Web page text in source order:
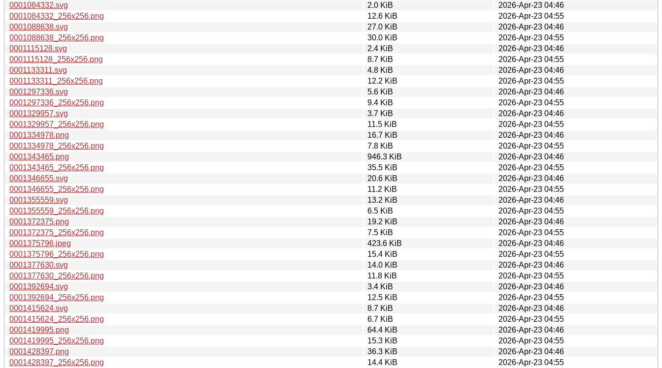
0001084332.svg
2.0 KiB
2026-Apr-23 04:46
0001084332_256x256.png
12.6 KiB
2026-Apr-23 04:55
0001088638.svg
27.0 KiB
2026-Apr-23 04:46
0001088638_256x256.png
30.0 KiB
2026-Apr-23 04:55
0001115128.svg
2.4 KiB
2026-Apr-23 04:46
0001115128_256x256.png
8.7 KiB
2026-Apr-23 04:55
0001133311.svg
4.8 KiB
2026-Apr-23 04:46
0001133311_256x256.png
12.2 KiB
2026-Apr-23 04:55
0001297336.svg
5.6 KiB
2026-Apr-23 04:46
0001297336_256x256.png
9.4 KiB
2026-Apr-23 04:55
0001329957.svg
3.7 KiB
2026-Apr-23 04:46
0001329957_256x256.png
11.5 KiB
2026-Apr-23 04:55
0001334978.png
16.7 KiB
2026-Apr-23 04:46
0001334978_256x256.png
7.8 KiB
2026-Apr-23 04:55
0001343465.png
946.3 KiB
2026-Apr-23 04:46
0001343465_256x256.png
35.5 KiB
2026-Apr-23 04:55
0001346655.svg
20.6 KiB
2026-Apr-23 04:46
0001346655_256x256.png
11.2 KiB
2026-Apr-23 04:55
0001355559.svg
13.2 KiB
2026-Apr-23 04:46
0001355559_256x256.png
6.5 KiB
2026-Apr-23 04:55
0001372375.png
19.2 KiB
2026-Apr-23 04:46
0001372375_256x256.png
7.5 KiB
2026-Apr-23 04:55
0001375796.jpeg
423.6 KiB
2026-Apr-23 04:46
0001375796_256x256.png
15.4 KiB
2026-Apr-23 04:55
0001377630.svg
14.0 KiB
2026-Apr-23 04:46
0001377630_256x256.png
11.8 KiB
2026-Apr-23 04:55
0001392694.svg
3.4 KiB
2026-Apr-23 04:46
0001392694_256x256.png
12.5 KiB
2026-Apr-23 04:55
0001415624.svg
8.7 KiB
2026-Apr-23 04:46
0001415624_256x256.png
6.7 KiB
2026-Apr-23 04:55
0001419995.png
64.4 KiB
2026-Apr-23 04:46
0001419995_256x256.png
15.3 KiB
2026-Apr-23 04:55
0001428397.png
36.3 KiB
2026-Apr-23 04:46
0001428397_256x256.png
14.4 KiB
2026-Apr-23 04:55